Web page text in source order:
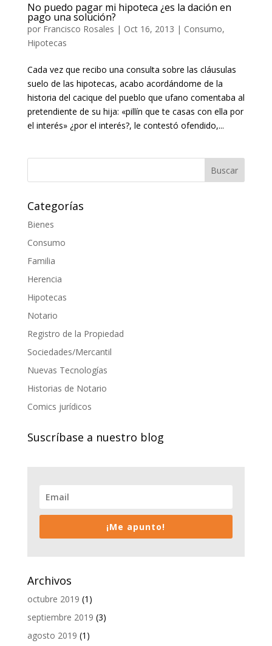
No puedo pagar mi hipoteca ¿es la dación en
pago una solución?
por Francisco Rosales | Oct 16, 2013 | Consumo,
Hipotecas
Cada vez que recibo una consulta sobre las cláusulas
suelo de las hipotecas, acabo acordándome de la
historia del cacique del pueblo que ufano comentaba al
pretendiente de su hija: «pillín que te casas con ella por
el interés» ¿por el interés?, le contestó ofendido,...
Categorías
Bienes
Consumo
Familia
Herencia
Hipotecas
Notario
Registro de la Propiedad
Sociedades/Mercantil
Nuevas Tecnologías
Historias de Notario
Comics jurídicos
Suscríbase a nuestro blog
¡Me apunto!
Archivos
octubre 2019 (1)
septiembre 2019 (3)
agosto 2019 (1)